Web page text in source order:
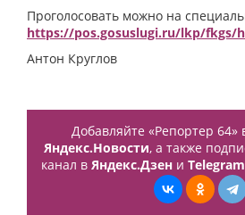
Проголосовать можно на
https://pos.gosuslugi.ru/lkp/fkgs/
Антон Круглов
Добавляйте «Репортер 64»
Яндекс.Новости, а также
канал в Яндекс.Дзени Telegram